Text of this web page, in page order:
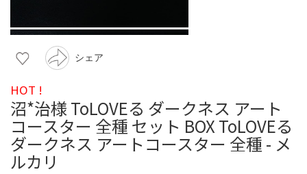
シェア
HOT !
沼*治様 ToLOVEる ダークネス アート
コースター 全種 セット BOX ToLOVEる
ダークネス アートコースター 全種 - メ
ルカリ